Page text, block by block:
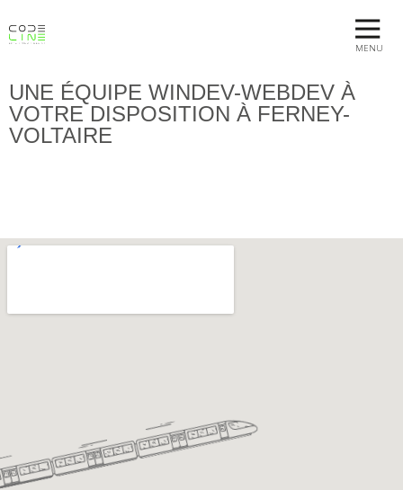
MENU
UNE ÉQUIPE WINDEV-WEBDEV À
VOTRE DISPOSITION À FERNEY-
VOLTAIRE